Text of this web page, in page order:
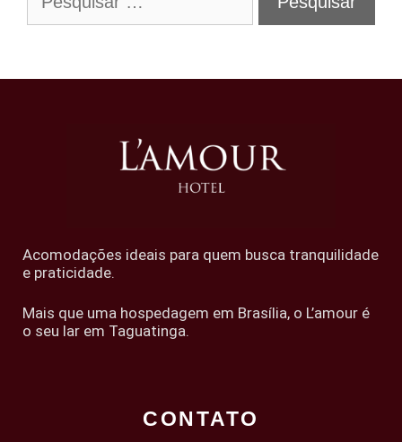
Acomodações ideais para quem busca tranquilidade
e praticidade.
Mais que uma hospedagem em Brasília, o L’amour é
o seu lar em Taguatinga.
CONTATO